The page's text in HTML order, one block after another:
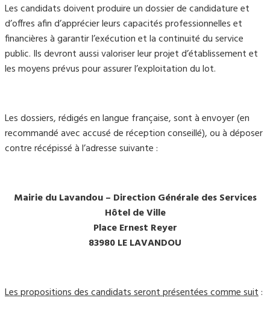
Les candidats doivent produire un dossier de candidature et
d’offres afin d’apprécier leurs capacités professionnelles et
financières à garantir l’exécution et la continuité du service
public. Ils devront aussi valoriser leur projet d’établissement et
les moyens prévus pour assurer l’exploitation du lot.
Les dossiers, rédigés en langue française, sont à envoyer (en
recommandé avec accusé de réception conseillé), ou à déposer
contre récépissé à l’adresse suivante :
Mairie du Lavandou – Direction Générale des Services
Hôtel de Ville
Place Ernest Reyer
83980 LE LAVANDOU
Les propositions des candidats seront présentées comme suit: